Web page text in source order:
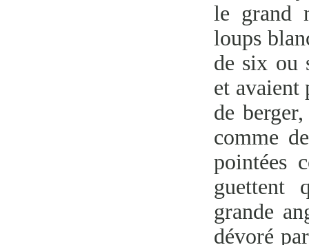
le grand
loups
de six ou
et avaient
de
comme
pointées
guettent
grande
dévoré